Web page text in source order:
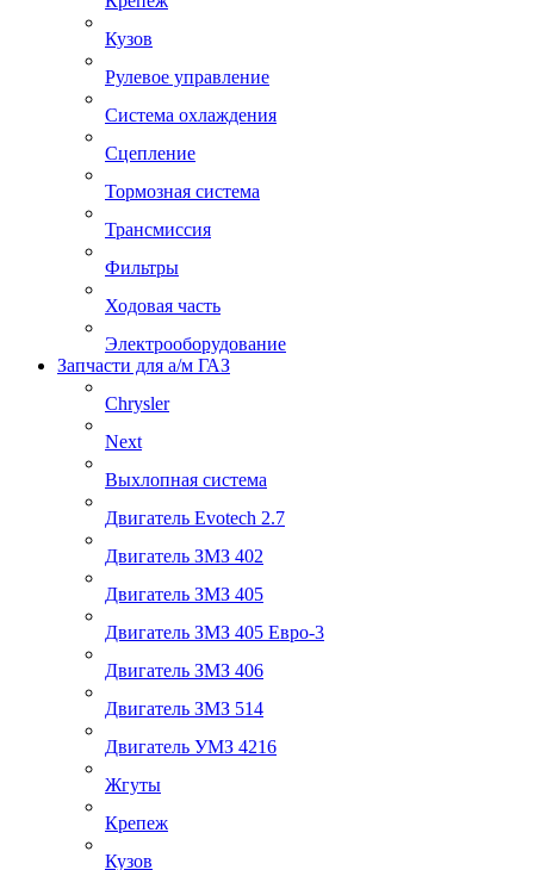
Кузов
Рулевое управление
Система охлаждения
Сцепление
Тормозная система
Трансмиссия
Фильтры
Ходовая часть
Электрооборудование
Запчасти для а/м ГАЗ
Chrysler
Next
Выхлопная система
Двигатель Evotech 2.7
Двигатель ЗМЗ 402
Двигатель ЗМЗ 405
Двигатель ЗМЗ 405 Евро-3
Двигатель ЗМЗ 406
Двигатель ЗМЗ 514
Двигатель УМЗ 4216
Жгуты
Крепеж
Кузов